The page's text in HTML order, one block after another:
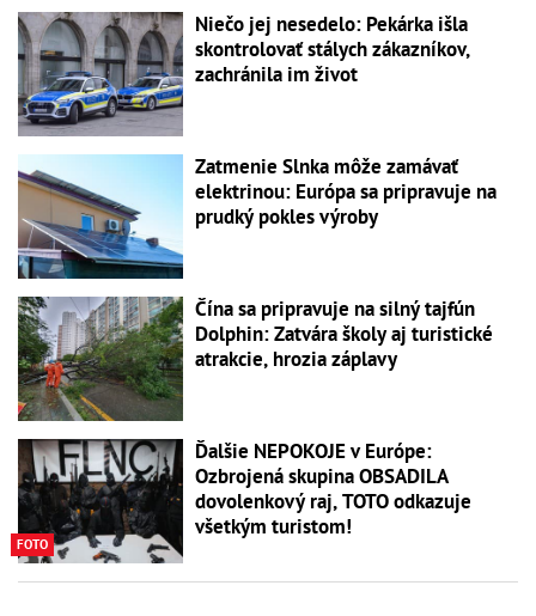
Niečo jej nesedelo: Pekárka išla
skontrolovať stálych zákazníkov,
zachránila im život
Zatmenie Slnka môže zamávať
elektrinou: Európa sa pripravuje na
prudký pokles výroby
Čína sa pripravuje na silný tajfún
Dolphin: Zatvára školy aj turistické
atrakcie, hrozia záplavy
FOTO
Ďalšie NEPOKOJE v Európe:
Ozbrojená skupina OBSADILA
dovolenkový raj, TOTO odkazuje
všetkým turistom!